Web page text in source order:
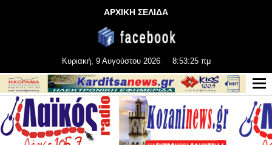
ΑΡΧΙΚΗ ΣΕΛΙΔΑ
Κυριακή, 9 Αυγούστου 2026 8:53:26 πμ